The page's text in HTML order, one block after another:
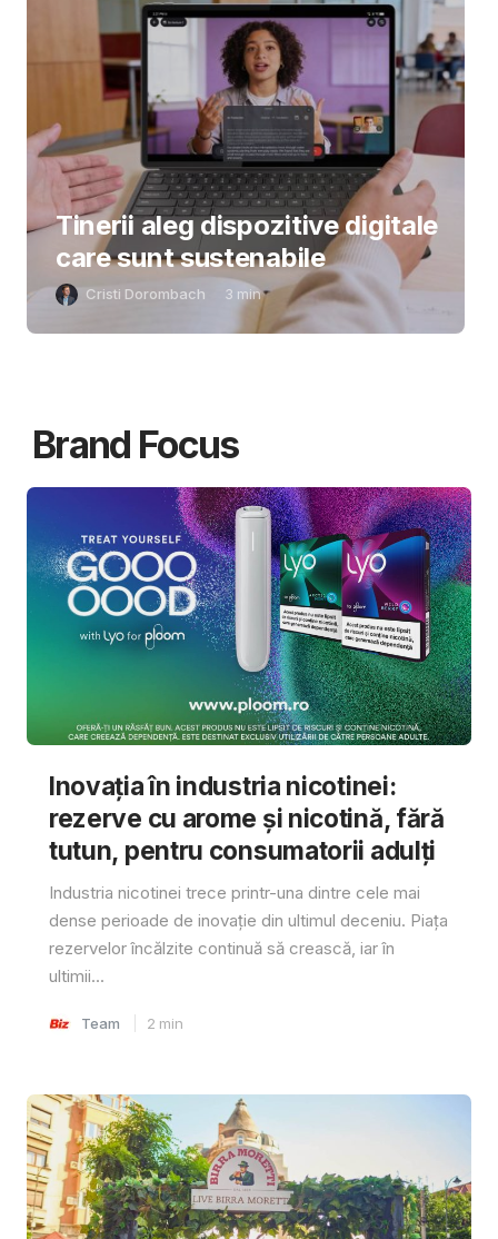
Tinerii aleg dispozitive digitale
care sunt sustenabile
Cristi Dorombach 3 min
Brand Focus
Inovația în industria nicotinei:
rezerve cu arome și nicotină, fără
tutun, pentru consumatorii adulți
Industria nicotinei trece printr-una dintre cele mai
dense perioade de inovație din ultimul deceniu. Piața
rezervelor încălzite continuă să crească, iar în
ultimii...
Team 2 min